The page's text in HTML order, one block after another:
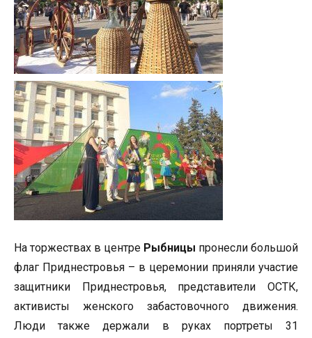
На торжествах в центре Рыбницы пронесли большой
флаг Приднестровья – в церемонии приняли участие
защитники Приднестровья, представители ОСТК,
активисты женского забастовочного движения.
Люди также держали в руках портреты 31